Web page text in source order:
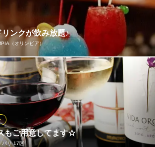
にはなかなかございません！それが当店が選
しております。※画像はタワー盛りです
THE FARM PIG＆SEA
とん
内駅 徒歩3分
田町10 斎藤ビル1F
ンクが飲み放題♪
（オリンピア）
はご予算に合わせていろいろ。また、飲み放
ル、ワインをはじめ、カクテルやノンアルコ
めて約300種類以上と豊富。お酒好きな人も
た、呑めない人でも楽しめます♪
バー OLYMPIA（オリンピア）
人の店
もご用意してます☆
パリ 17区